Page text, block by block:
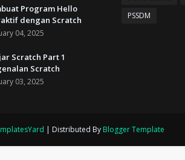
Program Hello
dengan Scratch
04, 2025
Scratch Part 1
Scratch
03, 2025
PSSDM
| Distributed By Blogger Template